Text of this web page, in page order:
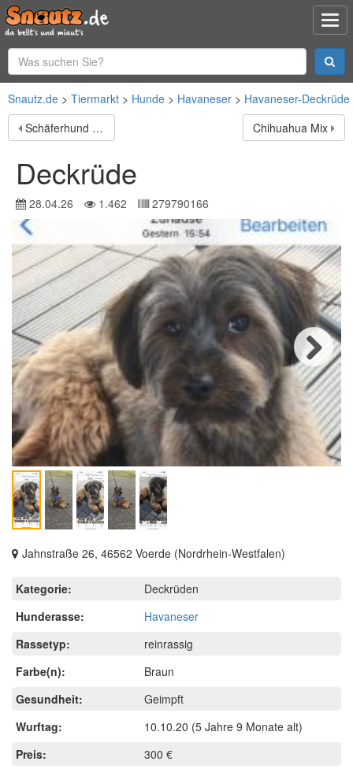
Snautz.de Tiermarkt Hunde Havaneser
Havaneser-
Schäferhund Deckrüde
Chihuahua Mix
Deckrüde
28.04.26 1.462 279790166
Next
Jahnstraße 26, 46562 Voerde (Nordrhein-Westfalen)
Kategorie:
Deckrüden
Hunderasse:
Havaneser
Rassetyp:
reinrassig
Farbe(n):
Braun
Gesundheit:
Geimpft
Wurftag:
10.10.20 (5 Jahre 9 Monate alt)
Preis:
300 €